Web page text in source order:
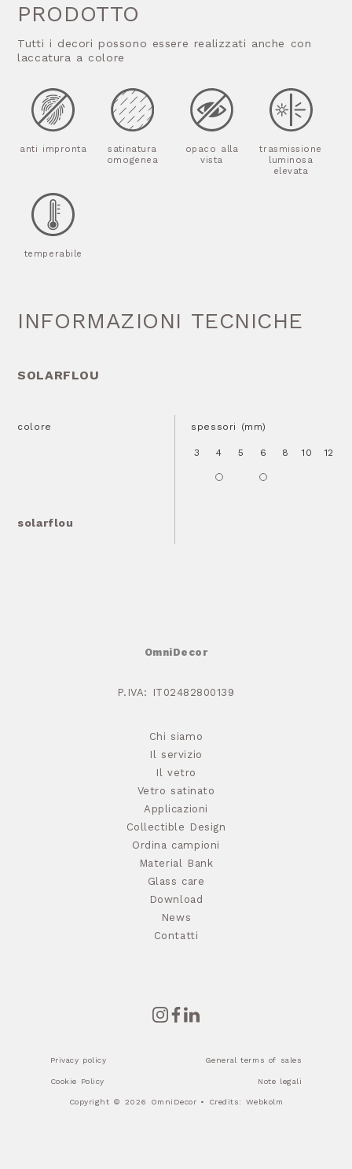
PRODOTTO
Tutti i decori possono essere realizzati anche con
laccatura a colore
anti impronta
satinatura
omogenea
opaco alla
vista
trasmissione
luminosa
elevata
temperabile
INFORMAZIONI TECNICHE
SOLARFLOU
colore
solarflou
spessori (mm)
3 4 5 6 8 10 12
OmniDecor
P.IVA: IT02482800139
Chi siamo
Il servizio
Il vetro
Vetro satinato
Applicazioni
Collectible Design
Ordina campioni
Material Bank
Glass care
Download
News
Contatti
Privacy policy General terms of sales
Cookie Policy Note legali
Copyright © 2026 OmniDecor • Credits: Webkolm